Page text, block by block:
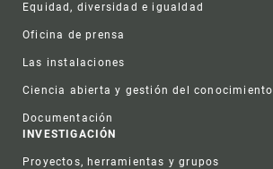
Equidad, diversidad e igualdad
Oficina de prensa
Las instalaciones
Ciencia abierta y gestión del conocimiento
Documentación
INVESTIGACIÓN
Proyectos, herramientas y grupos